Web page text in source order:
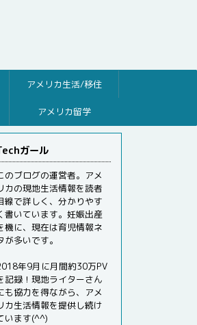
アメリカ生活/移住
アメリカ留学
ガール
のブログの運営者。アメ
カの現地生活情報を読者
線で詳しく、分かりやす
書いています。妊娠出産
機に、現在は育児情報ネ
が多いです。
年9月に月間約30万PV
記録！現地ライターさん
も協力を得ながら、アメ
カ生活情報を提供し続け
います(^^)